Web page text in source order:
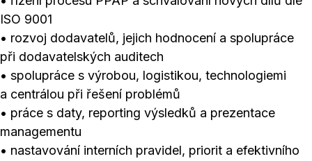
ISO 9001
• rozvoj dodavatelů, jejich hodnocení a spolupráce
při dodavatelských auditech
• spolupráce s výrobou, logistikou, technologiemi
a centrálou při řešení problémů
• práce s daty, reporting výsledků a prezentace
managementu
• nastavování interních pravidel, priorit a efektivního